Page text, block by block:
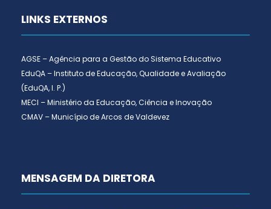
LINKS EXTERNOS
AGSE – Agência para a Gestão do Sistema Educativo
EduQA – Instituto de Educação, Qualidade e Avaliação
(EduQA, I. P.)
MECI – Ministério da Educação, Ciência e Inovação
CMAV – Município de Arcos de Valdevez
MENSAGEM DA DIRETORA